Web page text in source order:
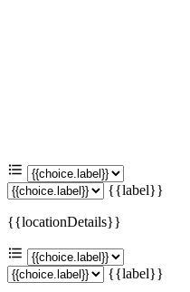
{{label}}
{{locationDetails}}
{{label}}